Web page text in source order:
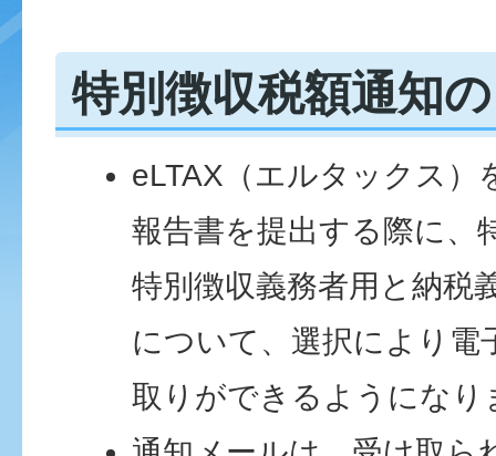
特別徴収税額通知
eLTAX（エルタックス）
報告書を提出する際に、
特別徴収義務者用と納税
について、選択により電
取りができるようになり